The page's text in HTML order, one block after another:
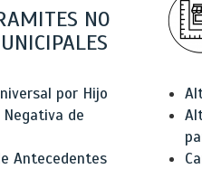
NO
por Hijo
de
Antecedentes